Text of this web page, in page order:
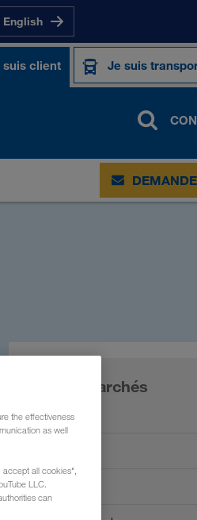
English
suis client Je suis
Nos marchés
Europe
the effectiveness
as well
accept all cookies",
LLC.
can